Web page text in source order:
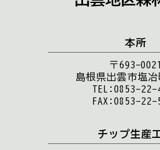
本所
〒693-0021
島根県出雲市塩冶
TEL:0853-22-
FAX:0853-22-
チップ生産